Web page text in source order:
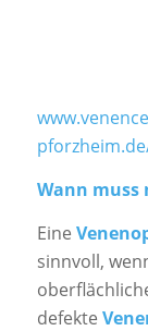
Wann muss
Eine
sinnvoll,
defekte